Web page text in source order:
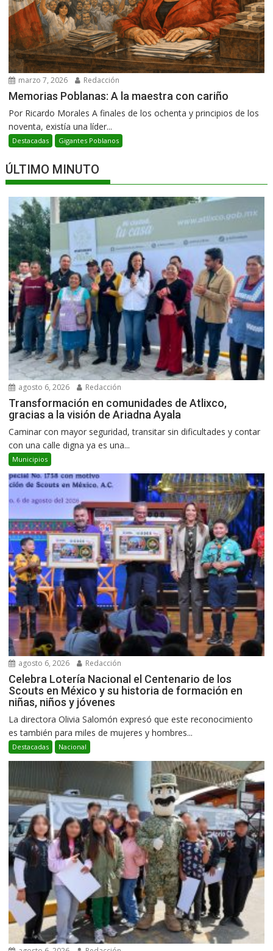
marzo 7, 2026 Redacción
Memorias Poblanas: A la maestra con cariño
Por Ricardo Morales A finales de los ochenta y principios de los
noventa, existía una líder...
Destacadas Gigantes Poblanos
ÚLTIMO MINUTO
agosto 6, 2026 Redacción
Transformación en comunidades de Atlixco,
gracias a la visión de Ariadna Ayala
Caminar con mayor seguridad, transitar sin dificultades y contar
con una calle digna ya es una...
Municipios
agosto 6, 2026 Redacción
Celebra Lotería Nacional el Centenario de los
Scouts en México y su historia de formación en
niñas, niños y jóvenes
La directora Olivia Salomón expresó que este reconocimiento
es también para miles de mujeres y hombres...
Destacadas Nacional